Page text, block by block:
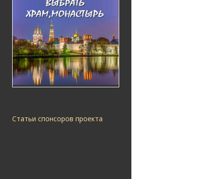
Статьи спонсоров проекта